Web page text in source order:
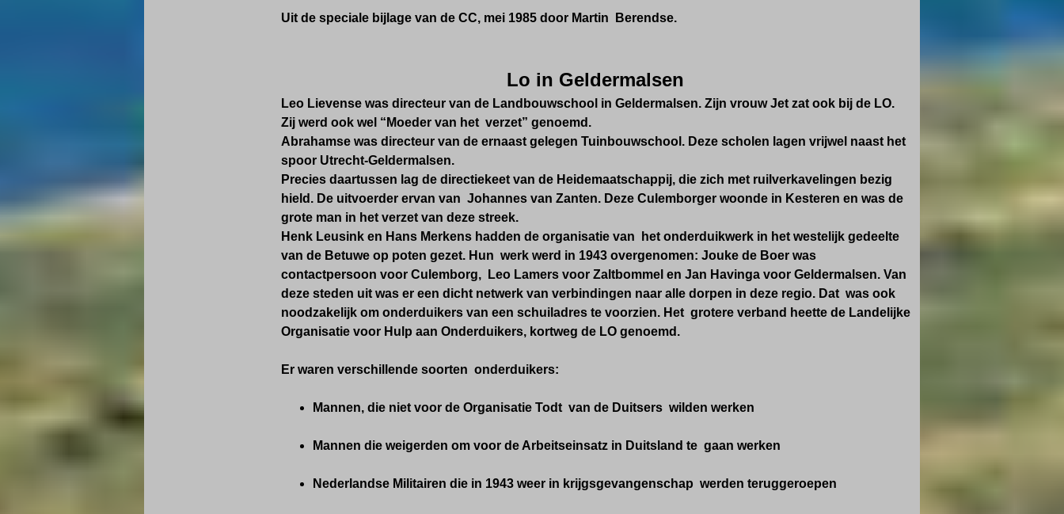
Uit de speciale bijlage van de CC, mei 1985 door Martin Berendse.
Lo in Geldermalsen
Leo Lievense was directeur van de Landbouwschool in Geldermalsen. Zijn vrouw Jet zat ook bij de LO.
Zij werd ook wel “Moeder van het verzet” genoemd.
Abrahamse was directeur van de ernaast gelegen Tuinbouwschool. Deze scholen lagen vrijwel naast het
spoor Utrecht-Geldermalsen.
Precies daartussen lag de directiekeet van de Heidemaatschappij, die zich met ruilverkavelingen bezig
hield. De uitvoerder ervan van Johannes van Zanten. Deze Culemborger woonde in Kesteren en was de
grote man in het verzet van deze streek.
Henk Leusink en Hans Merkens hadden de organisatie van het onderduikwerk in het westelijk gedeelte
van de Betuwe op poten gezet. Hun werk werd in 1943 overgenomen: Jouke de Boer was
contactpersoon voor Culemborg, Leo Lamers voor Zaltbommel en Jan Havinga voor Geldermalsen. Van
deze steden uit was er een dicht netwerk van verbindingen naar alle dorpen in deze regio. Dat was ook
noodzakelijk om onderduikers van een schuiladres te voorzien. Het grotere verband heette de Landelijke
Organisatie voor Hulp aan Onderduikers, kortweg de LO genoemd.
Er waren verschillende soorten onderduikers:
Mannen, die niet voor de Organisatie Todt van de Duitsers wilden werken
Mannen die weigerden om voor de Arbeitseinsatz in Duitsland te gaan werken
Nederlandse Militairen die in 1943 weer in krijgsgevangenschap werden teruggeroepen